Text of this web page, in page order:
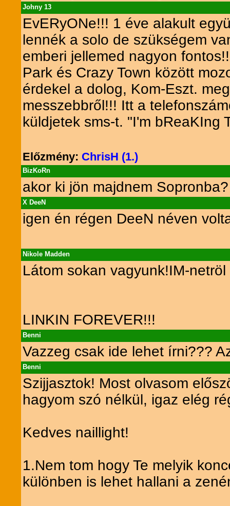
Johny 13
EvERyONe!!! 1 éve alakult
lennék a solo de szükségem
emberi jellemed nagyon
Park és Crazy Town között
érdekel a dolog, Kom-Eszt.
messzebbről!!! Itt a
küldjetek sms-t. "I'm bReaKIng
Előzmény: ChrisH (1.)
BizKoRn
akor ki jön majdnem Sopronba?
X DeeN
igen én régen DeeN néven
Nikole Madden
Látom sokan vagyunk!IM-
LINKIN FOREVER!!!
Benni
Vazzeg csak ide lehet írni???
Benni
Szijjasztok! Most olvasom
hagyom szó nélkül, igaz elég
Kedves naillight!
1.Nem tom hogy Te melyik
különben is lehet hallani a